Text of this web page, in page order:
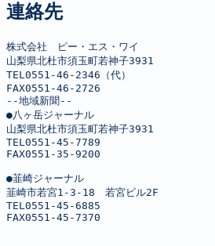
連絡先
株式会社　ピー・エス・ワイ
山梨県北杜市須玉町若神子3931
TEL0551-46-2346（代）
FAX0551-46-2726
--地域新聞--
●八ヶ岳ジャーナル
山梨県北杜市須玉町若神子3931
TEL0551-45-7789
FAX0551-35-9200
●韮崎ジャーナル
韮崎市若宮1-3-18　若宮ビル2F
TEL0551-45-6885
FAX0551-45-7370